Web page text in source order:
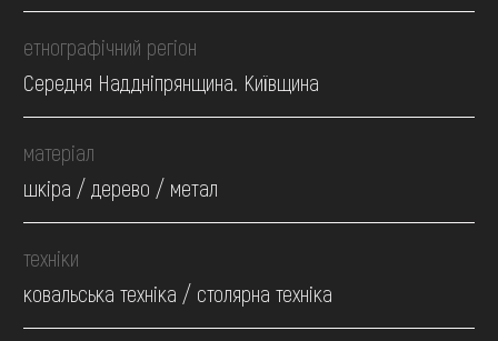
етнографічний регіон
Середня Наддніпрянщина. Київщина
матеріал
шкіра / дерево / метал
техніки
ковальська техніка / столярна техніка